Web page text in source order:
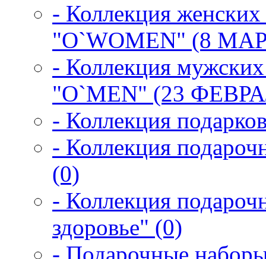
- Коллекция
"O`WOMEN" (8
- Коллекция
"O`MEN" (23
- Коллекция
- Коллекция
(0)
- Коллекция
здоровье" (0)